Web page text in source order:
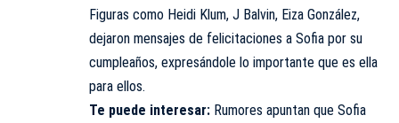
Figuras como Heidi Klum, J Balvin, Eiza González,
dejaron mensajes de felicitaciones a Sofia por su
cumpleaños, expresándole lo importante que es ella
para ellos.
Te puede interesar: Rumores apuntan que Sofia